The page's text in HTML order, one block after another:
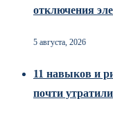
отключения
5 августа, 2026
11 навыков и
почти